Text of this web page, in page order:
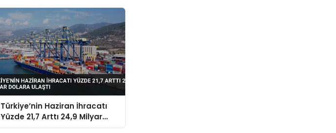
Türkiye’nin Haziran İhracatı
Yüzde 21,7 Arttı 24,9 Milyar
Dolara Ulaştı